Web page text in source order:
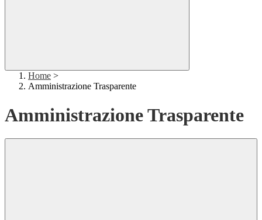
Home >
Amministrazione Trasparente
Amministrazione Trasparente